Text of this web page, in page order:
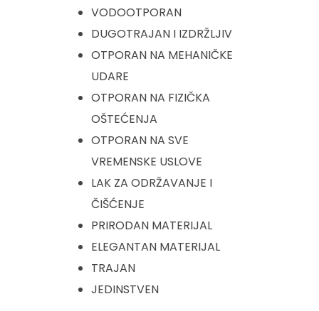
VODOOTPORAN
DUGOTRAJAN I IZDRŽLJIV
OTPORAN NA MEHANIČKE
UDARE
OTPORAN NA FIZIČKA
OŠTEĆENJA
OTPORAN NA SVE
VREMENSKE USLOVE
LAK ZA ODRŽAVANJE I
ČIŠĆENJE
PRIRODAN MATERIJAL
ELEGANTAN MATERIJAL
TRAJAN
JEDINSTVEN